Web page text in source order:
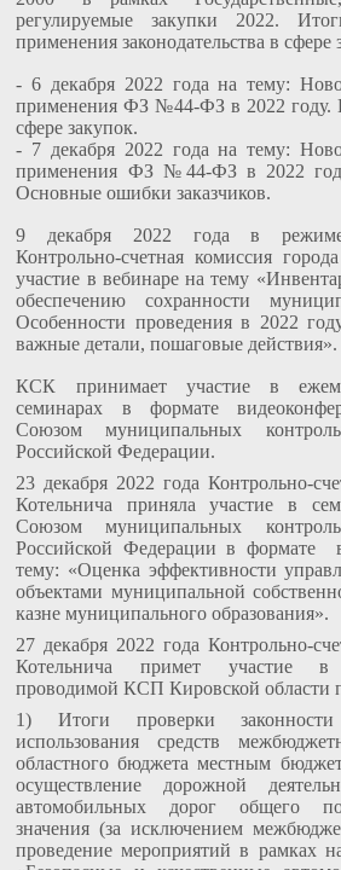
регулируемые закупки 2022.
применения законодательства в сфере
- 6 декабря 2022 года на тему:
применения ФЗ №44-ФЗ в 2022 году.
сфере закупок.
- 7 декабря 2022 года на тему:
применения ФЗ №44-ФЗ в 2022
Основные ошибки заказчиков.
9 декабря 2022 года в режиме
Контрольно-счетная комиссия
участие в вебинаре на тему
обеспечению сохранности
Особенности проведения в 2022
важные детали, пошаговые действия».
КСК принимает участие в
семинарах в формате
Союзом муниципальных
Российской Федерации.
23 декабря 2022 года Контрольно-
Котельнича приняла участие в
Союзом муниципальных
Российской Федерации в формате
тему: «Оценка эффективности
объектами муниципальной
казне муниципального образования».
27 декабря 2022 года Контрольно-
Котельнича примет участие в
проводимой КСП Кировской области
1) Итоги проверки
использования средств
областного бюджета местным
осуществление дорожной
автомобильных дорог общего
значения (за исключением
проведение мероприятий в рамках